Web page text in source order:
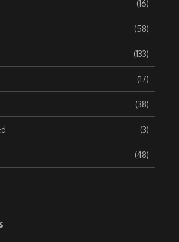
(16)
(58)
(133)
(17)
(38)
(3)
(48)